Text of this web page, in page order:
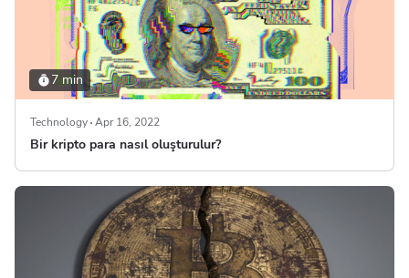
7 min
Technology Apr 16, 2022
Bir kripto para nasıl oluşturulur?